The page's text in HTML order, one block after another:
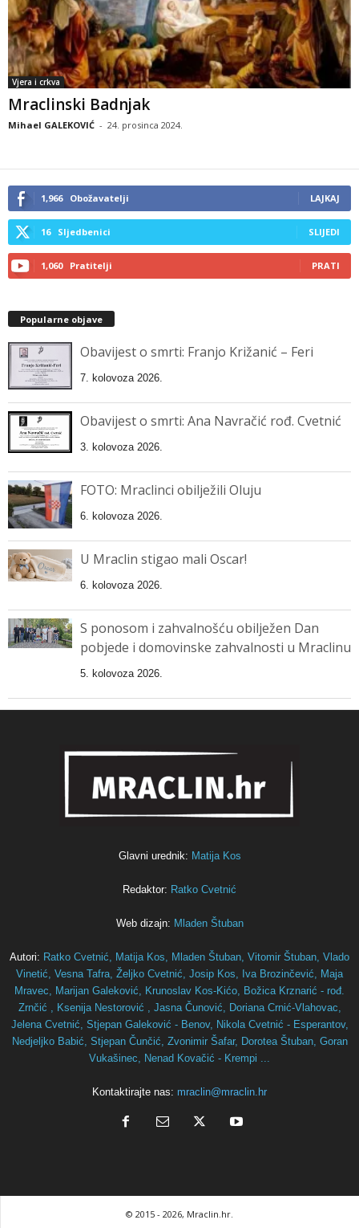
Vjera i crkva
Mraclinski Badnjak
Mihael GALEKOVIĆ - 24. prosinca 2024.
1,966 Obožavatelji LAJKAJ
16 Sljedbenici SLIJEDI
1,060 Pratitelji PRATI
Popularne objave
Obavijest o smrti: Franjo Križanić – Feri
7. kolovoza 2026.
Obavijest o smrti: Ana Navračić rođ. Cvetnić
3. kolovoza 2026.
FOTO: Mraclinci obilježili Oluju
6. kolovoza 2026.
U Mraclin stigao mali Oscar!
6. kolovoza 2026.
S ponosom i zahvalnošću obilježen Dan
pobjede i domovinske zahvalnosti u Mraclinu
5. kolovoza 2026.
Glavni urednik: Matija Kos
Redaktor: Ratko Cvetnić
Web dizajn: Mladen Štuban
Autori: Ratko Cvetnić, Matija Kos, Mladen Štuban, Vitomir Štuban, Vlado
Vinetić, Vesna Tafra, Željko Cvetnić, Josip Kos, Iva Brozinčević, Maja
Mravec, Marijan Galeković, Krunoslav Kos-Kićo, Božica Krznarić - rođ.
Zrnčić , Ksenija Nestorović , Jasna Čunović, Doriana Crnić-Vlahovac,
Jelena Cvetnić, Stjepan Galeković - Benov, Nikola Cvetnić - Esperantov,
Nedjeljko Babić, Stjepan Čunčić, Zvonimir Šafar, Dorotea Štuban, Goran
Vukašinec, Nenad Kovačić - Krempi ...
Kontaktirajte nas: mraclin@mraclin.hr
© 2015 - 2026, Mraclin.hr.